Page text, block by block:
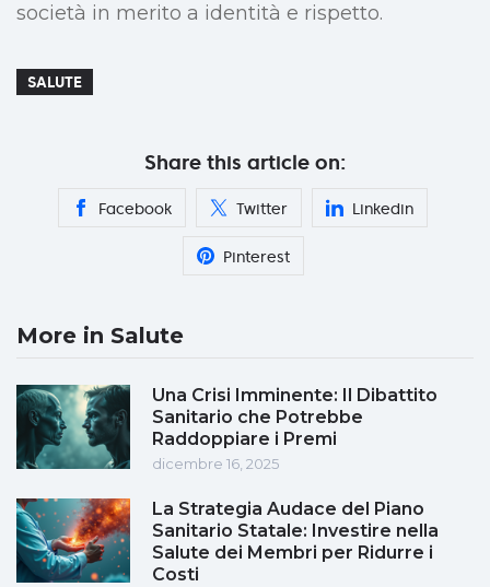
società in merito a identità e rispetto.
SALUTE
Share this article on:
Facebook Twitter Linkedin
Pinterest
More in Salute
Una Crisi Imminente: Il Dibattito
Sanitario che Potrebbe
Raddoppiare i Premi
dicembre 16, 2025
La Strategia Audace del Piano
Sanitario Statale: Investire nella
Salute dei Membri per Ridurre i
Costi